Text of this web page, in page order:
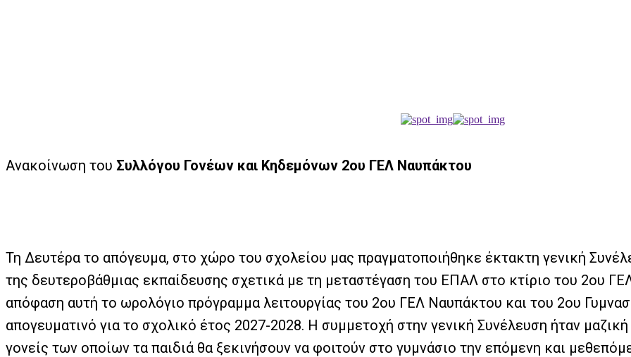
Ανακοίνωση του Συλλόγου Γονέων και Κηδεμόνων 2ου ΓΕΛ Ναυπάκτου
Τη Δευτέρα το απόγευμα, στο χώρο του σχολείου μας πραγματοποιήθηκε έκτακτη γενική
της δευτεροβάθμιας εκπαίδευσης σχετικά με τη μεταστέγαση του ΕΠΑΛ στο κτίριο του 2ου
απόφαση αυτή το ωρολόγιο πρόγραμμα λειτουργίας του 2ου ΓΕΛ Ναυπάκτου και του 2ου
απογευματινό για το σχολικό έτος 2027-2028. Η συμμετοχή στην γενική Συνέλευση ήταν
γονείς των οποίων τα παιδιά θα ξεκινήσουν να φοιτούν στο γυμνάσιο την επόμενη και